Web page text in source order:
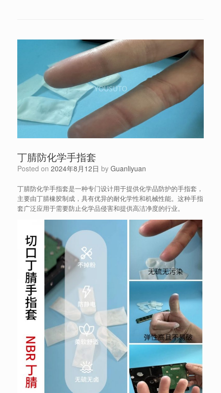
丁腈防化学手指套
Posted on 2024年8月12日 by Guanliyuan
丁腈防化学手指套是一种专门设计用于提供化学品防护的手指套，
主要由丁腈橡胶制成，具有优异的耐化学性和机械性能。这种手指
套广泛应用于需要防止化学品侵害和提供高洁净度的行业。